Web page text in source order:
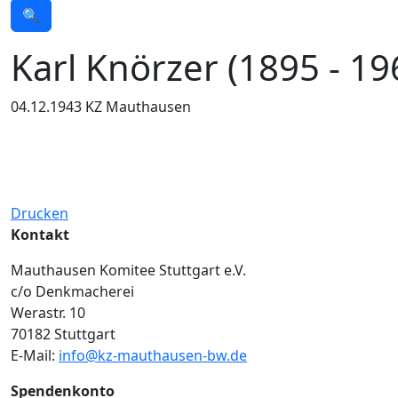
🔍
Karl Knörzer (1895 -
04.12.1943 KZ Mauthausen
Drucken
Kontakt
Mauthausen Komitee Stuttgart e.V.
c/o Denkmacherei
Werastr. 10
70182 Stuttgart
E-Mail: info@kz-mauthausen-bw.de
Spendenkonto